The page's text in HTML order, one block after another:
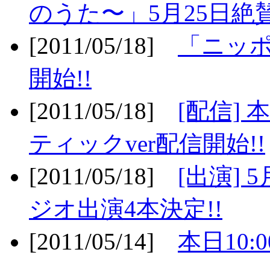
のうた〜」5月25日絶
[2011/05/18]
「ニッ
開始!!
[2011/05/18] [配信]
ティックver配信開始!!
[2011/05/18] [出演] 5
ジオ出演4本決定!!
[2011/05/14] 本日